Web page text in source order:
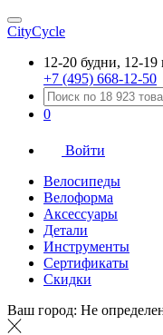
CityCycle
12-20 будни, 12-
+7 (495) 668-12-50
0
Войти
Велосипеды
Велоформа
Аксессуары
Детали
Инструменты
Сертификаты
Скидки
Ваш город: Не